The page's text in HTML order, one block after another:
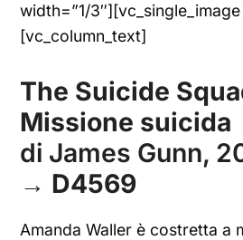
width=”1/
[vc_column_text]
The Suicide
Missione suicida
di James Gunn,
→ D4569
Amanda Waller è costretta a